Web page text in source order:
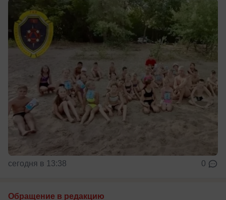
сегодня в 13:38 0
Обращение в редакцию